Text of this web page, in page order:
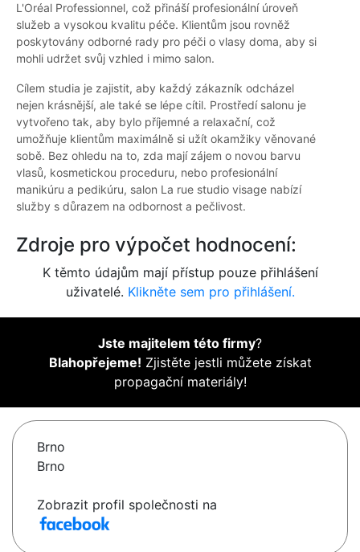
L'Oréal Professionnel, což přináší profesionální úroveň
služeb a vysokou kvalitu péče. Klientům jsou rovněž
poskytovány odborné rady pro péči o vlasy doma, aby si
mohli udržet svůj vzhled i mimo salon.
Cílem studia je zajistit, aby každý zákazník odcházel
nejen krásnější, ale také se lépe cítil. Prostředí salonu je
vytvořeno tak, aby bylo příjemné a relaxační, což
umožňuje klientům maximálně si užít okamžiky věnované
sobě. Bez ohledu na to, zda mají zájem o novou barvu
vlasů, kosmetickou proceduru, nebo profesionální
manikúru a pedikúru, salon La rue studio visage nabízí
služby s důrazem na odbornost a pečlivost.
Zdroje pro výpočet hodnocení:
K těmto údajům mají přístup pouze přihlášení
uživatelé. Klikněte sem pro přihlášení.
Jste majitelem této firmy?
Blahopřejeme! Zjistěte jestli můžete získat
propagační materiály!
Brno
Brno
Zobrazit profil společnosti na